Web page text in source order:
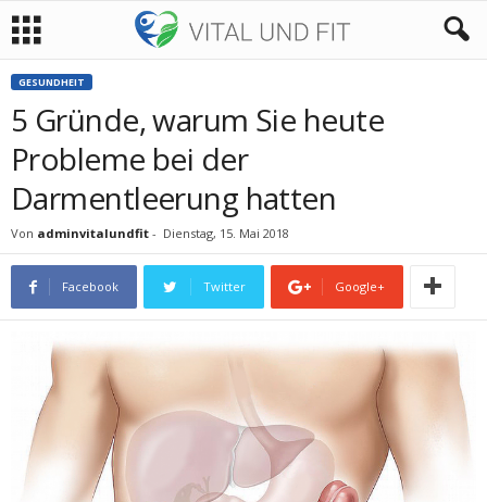
GESUNDHEIT
5 Gründe, warum Sie heute
Probleme bei der
Darmentleerung hatten
Von adminvitalundfit - Dienstag, 15. Mai 2018
Facebook Twitter Google+